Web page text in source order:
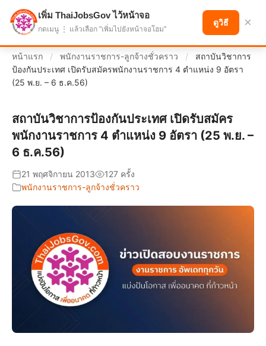
แบ่งปันโอกาส เพื่ออนาคตที่ก้าวหน้า
หน้าแรก / พนักงานราชการ-ลูกจ้างชั่วคราว /
สถาบันวิชาการ
ป้องกันประเทศ เปิดรับสมัครพนักงานราชการ 4 ตำแหน่ง 9 อัตรา
(25 พ.ย. – 6 ธ.ค.56)
สถาบันวิชาการป้องกันประเทศ เปิดรับสมัคร
พนักงานราชการ 4 ตำแหน่ง 9 อัตรา (25 พ.ย. –
6 ธ.ค.56)
21 พฤศจิกายน 2013
127 ครั้ง
พนักงานราชการ-ลูกจ้างชั่วคราว
เพิ่ม ThaiJobsGov ไว้หน้าจอ
กดเมนู ⋮ แล้วเลือก "เพิ่มไปยังหน้าจอโฮม"
ดูวิธี ×